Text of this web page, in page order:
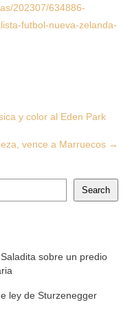
202307/634886-
futbol-nueva-zelanda-
y color al Eden Park
vence a Marruecos →
Search
sobre un predio
ley de Sturzenegger